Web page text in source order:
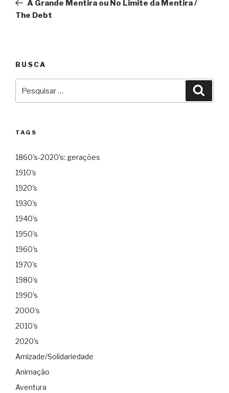
Post
A Grande Mentira ou No Limite da Mentira /
The Debt
BUSCA
por:
TAGS
1860's-2020's: gerações
1910's
1920's
1930's
1940's
1950's
1960's
1970's
1980's
1990's
2000's
2010's
2020's
Amizade/Solidariedade
Animação
Aventura